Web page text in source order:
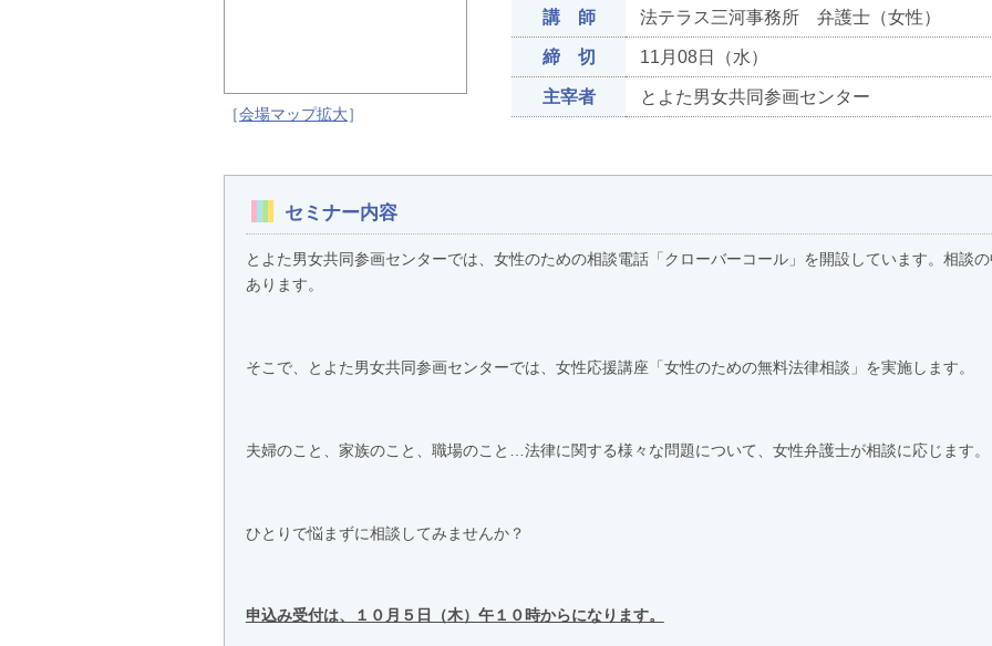
［会場マップ拡大］
講 師 法テラス三河事務所 弁護士（女性）
締 切 11月08日（水）
主宰者 とよた男女共同参画センター
セミナー内容
とよた男女共同参画センターでは、女性のための相談電話「クローバーコール」を開設しています。相談
あります。
そこで、とよた男女共同参画センターでは、女性応援講座「女性のための無料法律相談」を実施します。
夫婦のこと、家族のこと、職場のこと…法律に関する様々な問題について、女性弁護士が相談に応じます。
ひとりで悩まずに相談してみませんか？
申込み受付は、１０月５日（木）午１０時からになります。